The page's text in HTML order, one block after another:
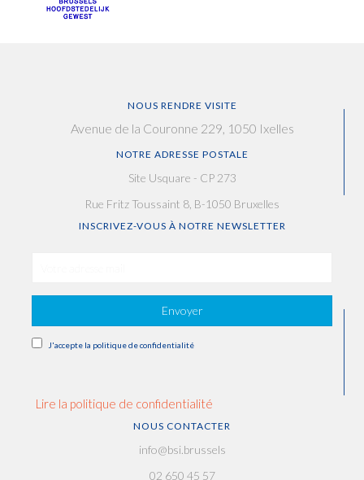
NOUS RENDRE VISITE
Avenue de la Couronne 229, 1050 Ixelles
NOTRE ADRESSE POSTALE
Site Usquare - CP 273
Rue Fritz Toussaint 8, B-1050 Bruxelles
INSCRIVEZ-VOUS À NOTRE NEWSLETTER
Envoyer
J'accepte la politique de confidentialité
Lire la politique de confidentialité
NOUS CONTACTER
info@bsi.brussels
02 650 45 57